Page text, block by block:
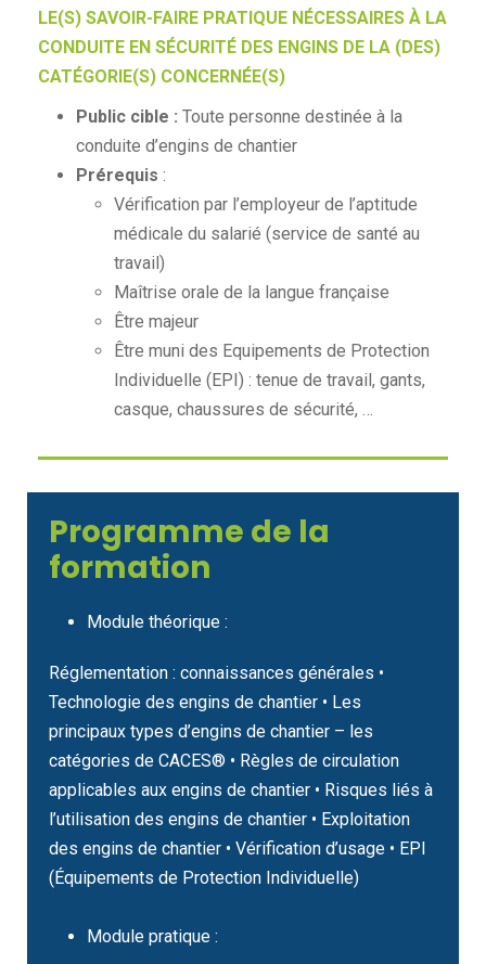
LE(S) SAVOIR-FAIRE PRATIQUE NÉCESSAIRES À LA
CONDUITE EN SÉCURITÉ DES ENGINS DE LA (DES)
CATÉGORIE(S) CONCERNÉE(S)
Public cible : Toute personne destinée à la
conduite d’engins de chantier
Prérequis :
Vérification par l’employeur de l’aptitude
médicale du salarié (service de santé au
travail)
Maîtrise orale de la langue française
Être majeur
Être muni des Equipements de Protection
Individuelle (EPI) : tenue de travail, gants,
casque, chaussures de sécurité, …
Programme de la
formation
Module théorique :
Réglementation : connaissances générales •
Technologie des engins de chantier • Les
principaux types d’engins de chantier – les
catégories de CACES® • Règles de circulation
applicables aux engins de chantier • Risques liés à
l’utilisation des engins de chantier • Exploitation
des engins de chantier • Vérification d’usage • EPI
(Équipements de Protection Individuelle)
Module pratique :